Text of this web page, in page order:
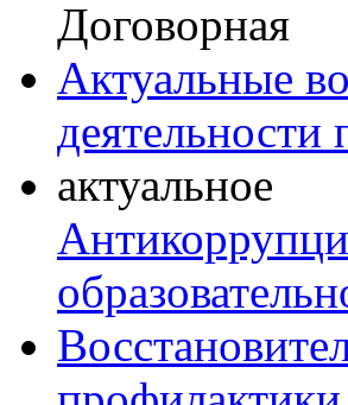
Договорная
Актуальные
деятельности
актуальное